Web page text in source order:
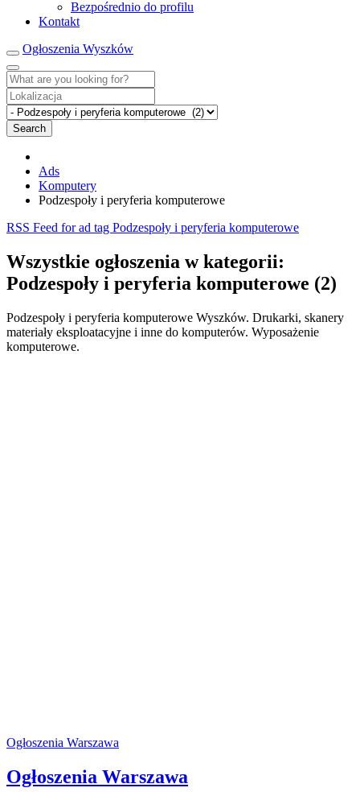
Bezpośrednio do profilu
Kontakt
Ogłoszenia Wyszków
Search
Ads
Komputery
Podzespoły i peryferia komputerowe
RSS Feed for ad tag Podzespoły i peryferia komputerowe
Wszystkie ogłoszenia w kategorii:
Podzespoły i peryferia komputerowe (2)
Podzespoły i peryferia komputerowe Wyszków. Drukarki, skanery
materiały eksploatacyjne i inne do komputerów. Wyposażenie
komputerowe.
Ogłoszenia Warszawa
Ogłoszenia Warszawa